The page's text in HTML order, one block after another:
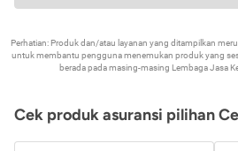
Perhatian: Produk dan/atau layanan yang ditampilkan
untuk membantu pengguna menemukan produk yang
berada pada masing-masing Lembaga Jasa
Cek produk asuransi pilihan